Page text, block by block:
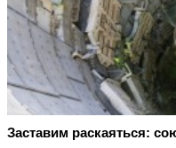
Заставим раскаяться: